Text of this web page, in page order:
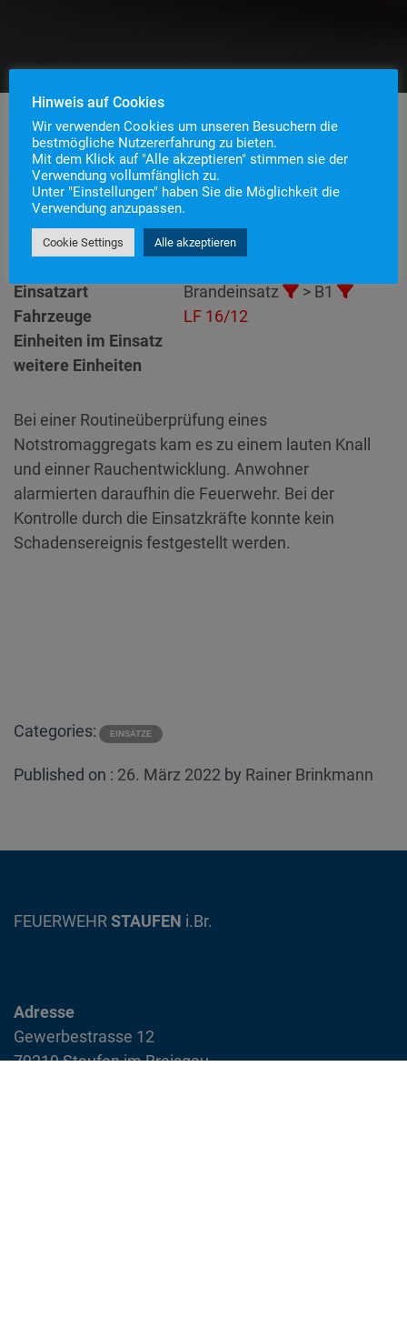
Einsatznummer
17
Einsatzstichwort
B1 – Erkundung Brand
Einsatzort
Alarmierungszeitpunkt26. März 2022 10:24
Einsatzart
Brandeinsatz
> B1
Fahrzeuge
LF 16/12
Einheiten im Einsatz
weitere Einheiten
Bei einer Routineüberprüfung eines
Notstromaggregats kam es zu einem lauten Knall
und einner Rauchentwicklung. Anwohner
alarmierten daraufhin die Feuerwehr. Bei der
Kontrolle durch die Einsatzkräfte konnte kein
Schadensereignis festgestellt werden.
Categories: EINSÄTZE
Published on : Posted
26. März 2022 by Rainer Brinkmann
FEUERWEHR STAUFEN i.Br.
Adresse
Gewerbestrasse 12
79219 Staufen im Breisgau
Hinweis auf Cookies
Wir verwenden Cookies um unseren Besuchern die
bestmögliche Nutzererfahrung zu bieten.
Mit dem Klick auf "Alle akzeptieren" stimmen sie der
Verwendung vollumfänglich zu.
Unter "Einstellungen" haben Sie die Möglichkeit die
Verwendung anzupassen.
Cookie Settings Alle akzeptieren